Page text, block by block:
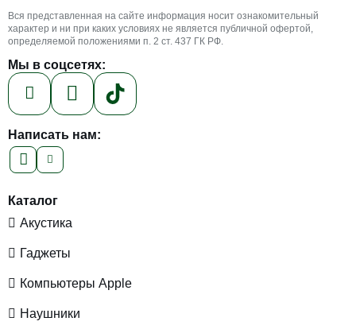
Вся представленная на сайте информация носит ознакомительный
характер и ни при каких условиях не является публичной офертой,
определяемой положениями п. 2 ст. 437 ГК РФ.
Мы в соцсетях:
Написать нам:
Каталог
Акустика
Гаджеты
Компьютеры Apple
Наушники